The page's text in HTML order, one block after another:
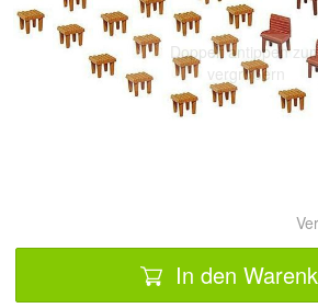
Doppelt antippen
vergrößern
In den